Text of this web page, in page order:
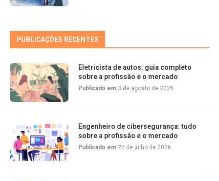
PUBLICAÇÕES RECENTES
Eletricista de autos: guia completo
sobre a profissão e o mercado
Publicado em 3 de agosto de 2026
Engenheiro de cibersegurança: tudo
sobre a profissão e o mercado
Publicado em 27 de julho de 2026